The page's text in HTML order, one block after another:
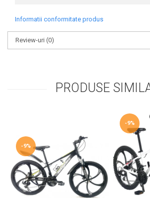
Informatii conformitate produs
Review-uri (0)
PRODUSE
-9%
-9%